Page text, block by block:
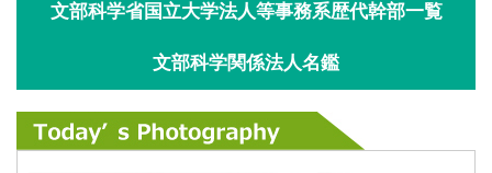
文部科学省国立大学法人等事務系歴代幹部一覧
文部科学関係法人名鑑